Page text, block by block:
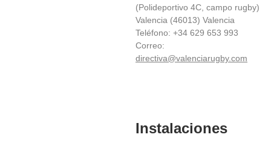
(Polideportivo 4C, campo rugby)
Valencia (46013) Valencia
Teléfono: +34 629 653 993
Correo:
directiva@valenciarugby.com
Instalaciones